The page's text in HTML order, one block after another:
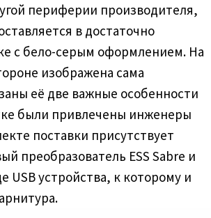
периферии производителя,
в достаточно
с бело-серым оформлением. На
изображена сама
её две важные особенности
были привлечены инженеры
поставки присутствует
преобразователь ESS Sabre и
USB устройства, к которому и